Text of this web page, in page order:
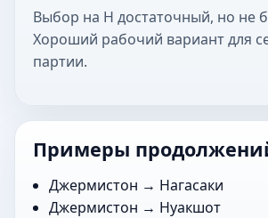
Выбор на Н достаточный, но не
Хороший рабочий вариант для
партии.
Примеры
Джермистон → Нагасаки
Джермистон → Нуакшот